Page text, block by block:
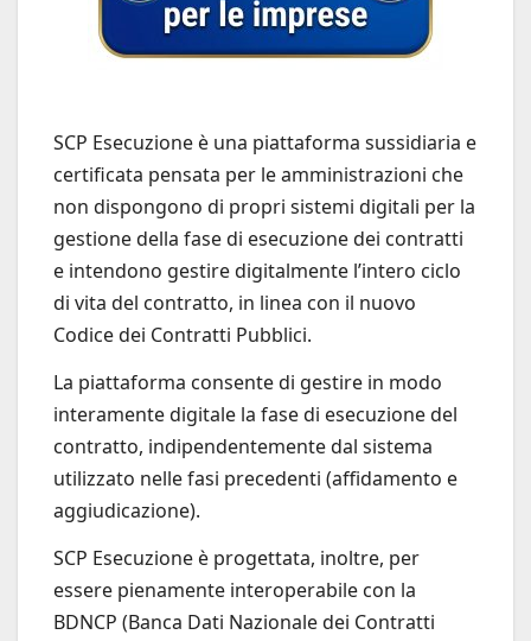
SCP Esecuzione è una piattaforma sussidiaria e
certificata pensata per le amministrazioni che
non dispongono di propri sistemi digitali per la
gestione della fase di esecuzione dei contratti
e intendono gestire digitalmente l’intero ciclo
di vita del contratto, in linea con il nuovo
Codice dei Contratti Pubblici.
La piattaforma consente di gestire in modo
interamente digitale la fase di esecuzione del
contratto, indipendentemente dal sistema
utilizzato nelle fasi precedenti (affidamento e
aggiudicazione).
SCP Esecuzione è progettata, inoltre, per
essere pienamente interoperabile con la
BDNCP (Banca Dati Nazionale dei Contratti